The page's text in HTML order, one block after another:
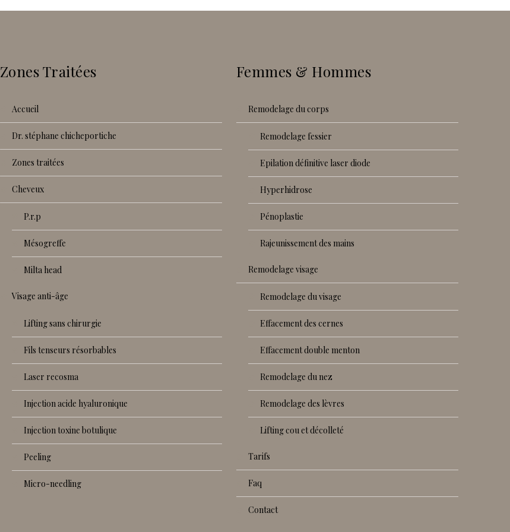
Zones Traitées
accueil
dr. stéphane chicheportiche
zones traitées
cheveux
p.r.p
mésogreffe
milta head
visage anti-âge
lifting sans chirurgie
fils tenseurs résorbables
laser recosma
injection acide hyaluronique
injection toxine botulique
peeling
micro-needling
Femmes & Hommes
remodelage du corps
remodelage fessier
epilation définitive laser diode
hyperhidrose
pénoplastie
rajeunissement des mains
remodelage visage
remodelage du visage
effacement des cernes
effacement double menton
remodelage du nez
remodelage des lèvres
lifting cou et décolleté
tarifs
faq
contact